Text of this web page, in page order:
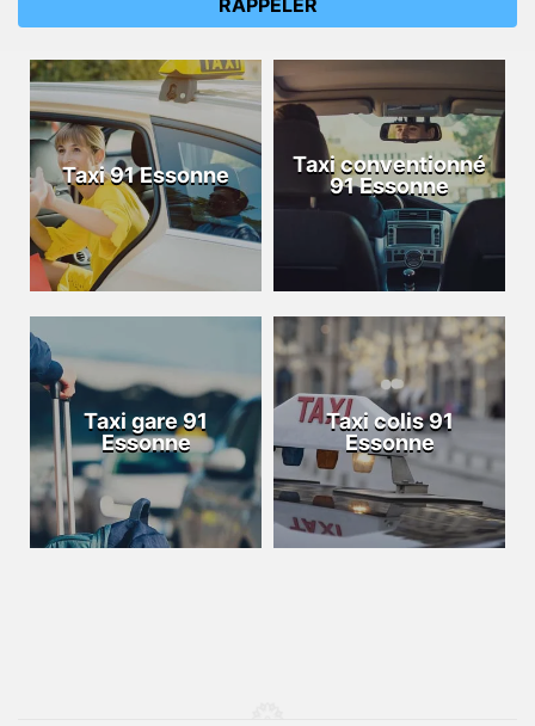
Taxi 91 Essonne
Taxi conventionné
91 Essonne
Taxi gare 91
Essonne
Taxi colis 91
Essonne